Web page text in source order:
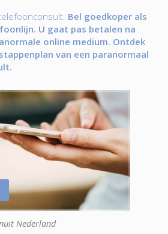
Bel goedkoper als
U gaat pas betalen na
online medium. Ontdek
van een paranormaal
Nederland